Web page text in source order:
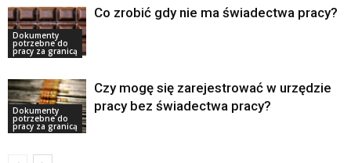
Dokumenty
potrzebne do
pracy za granicą
Co zrobić gdy nie ma świadectwa pracy?
Dokumenty
potrzebne do
pracy za granicą
Czy mogę się zarejestrować w urzędzie
pracy bez świadectwa pracy?